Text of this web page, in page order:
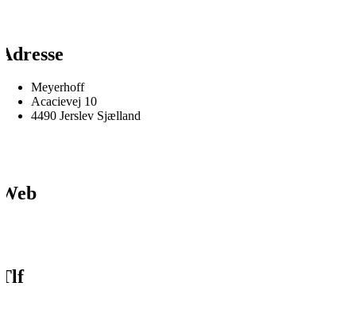
Meyerhoff
Acacievej 10
4490 Jerslev Sjælland